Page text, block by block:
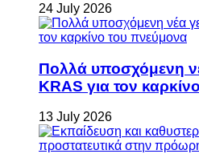
24 July 2026
Πολλά υποσχόμενη
KRAS για τον
13 July 2026